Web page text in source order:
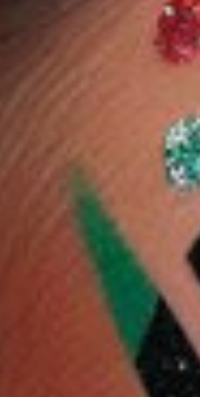
3.271 دب
اشتر الآن
شيجلام هيدرا جيلي